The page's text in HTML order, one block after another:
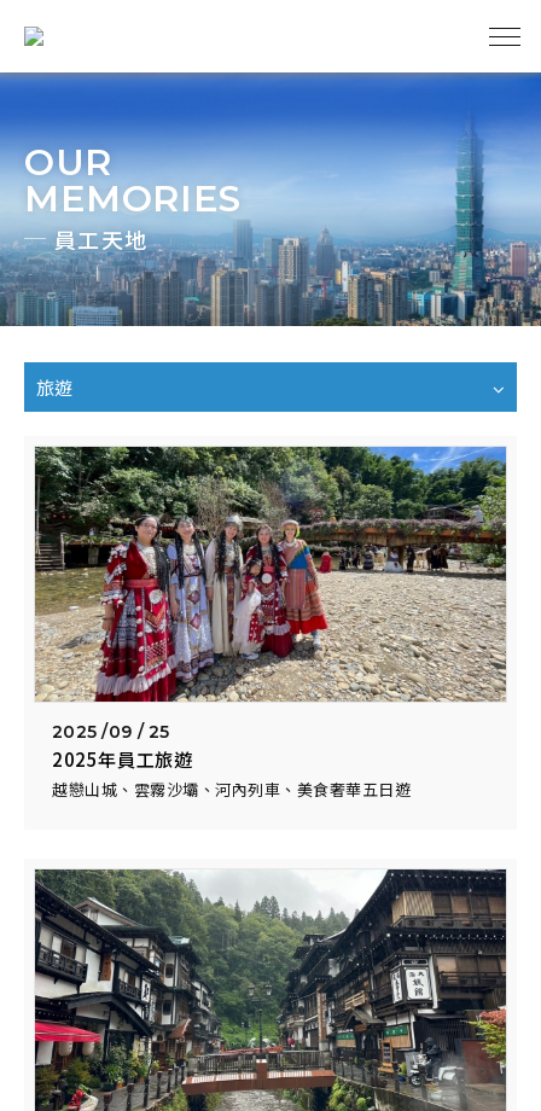
OUR
MEMORIES
員工天地
旅遊
2025 /09 / 25
2025年員工旅遊
越戀山城、雲霧沙壩、河內列車、美食奢華五日遊
聯
理
績
享
地
們